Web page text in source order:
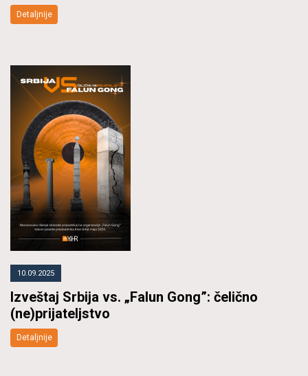
Detaljnije
10.09.2025
Izveštaj Srbija vs. „Falun Gong”: čelično
(ne)prijateljstvo
Detaljnije